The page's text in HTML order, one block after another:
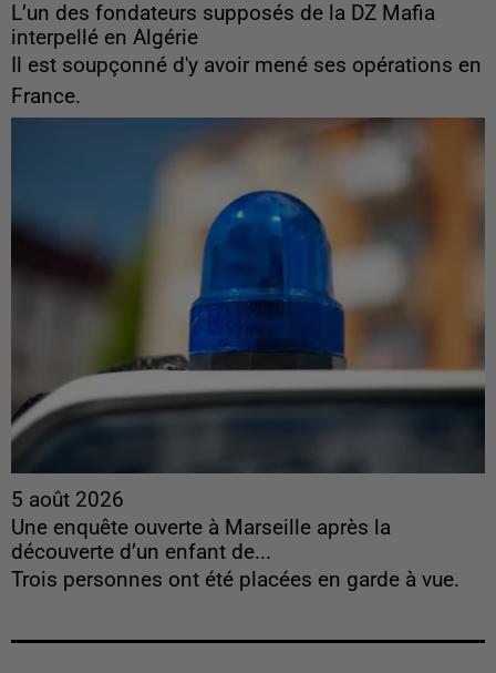
L’un des fondateurs supposés de la DZ Mafia
interpellé en Algérie
Il est soupçonné d'y avoir mené ses opérations en
France.
5 août 2026
Une enquête ouverte à Marseille après la
découverte d’un enfant de...
Trois personnes ont été placées en garde à vue.